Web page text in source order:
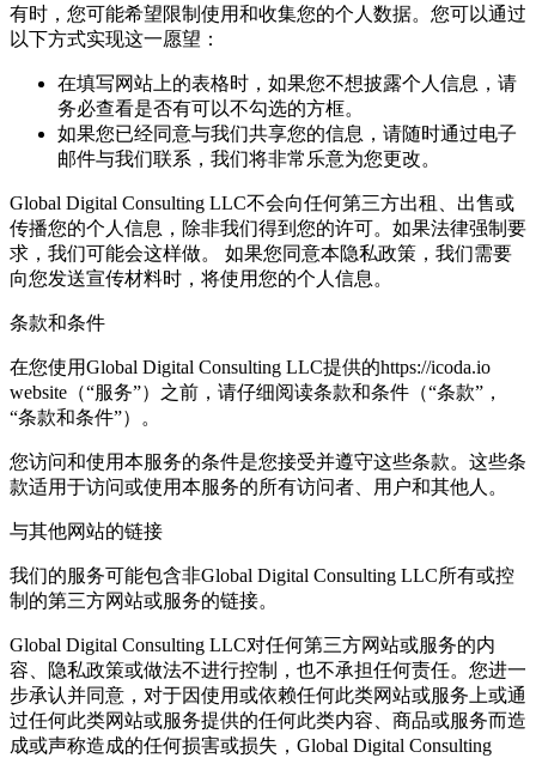
有时，您可能希望限制使用和收集您的个人数据。您可以通过
以下方式实现这一愿望：
在填写网站上的表格时，如果您不想披露个人信息，请
务必查看是否有可以不勾选的方框。
如果您已经同意与我们共享您的信息，请随时通过电子
邮件与我们联系，我们将非常乐意为您更改。
Global Digital Consulting LLC不会向任何第三方出租、出售或
传播您的个人信息，除非我们得到您的许可。如果法律强制要
求，我们可能会这样做。 如果您同意本隐私政策，我们需要
向您发送宣传材料时，将使用您的个人信息。
条款和条件
在您使用Global Digital Consulting LLC提供的https://icoda.io
website（“服务”）之前，请仔细阅读条款和条件（“条款”，
“条款和条件”）。
您访问和使用本服务的条件是您接受并遵守这些条款。这些条
款适用于访问或使用本服务的所有访问者、用户和其他人。
与其他网站的链接
我们的服务可能包含非Global Digital Consulting LLC所有或控
制的第三方网站或服务的链接。
Global Digital Consulting LLC对任何第三方网站或服务的内
容、隐私政策或做法不进行控制，也不承担任何责任。您进一
步承认并同意，对于因使用或依赖任何此类网站或服务上或通
过任何此类网站或服务提供的任何此类内容、商品或服务而造
成或声称造成的任何损害或损失，Global Digital Consulting